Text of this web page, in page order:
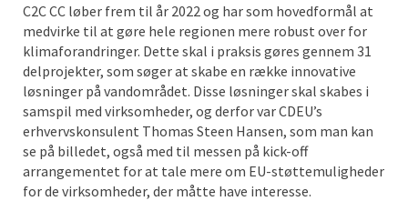
C2C CC løber frem til år 2022 og har som hovedformål at
medvirke til at gøre hele regionen mere robust over for
klimaforandringer. Dette skal i praksis gøres gennem 31
delprojekter, som søger at skabe en række innovative
løsninger på vandområdet. Disse løsninger skal skabes i
samspil med virksomheder, og derfor var CDEU’s
erhvervskonsulent Thomas Steen Hansen, som man kan
se på billedet, også med til messen på kick-off
arrangementet for at tale mere om EU-støttemuligheder
for de virksomheder, der måtte have interesse.